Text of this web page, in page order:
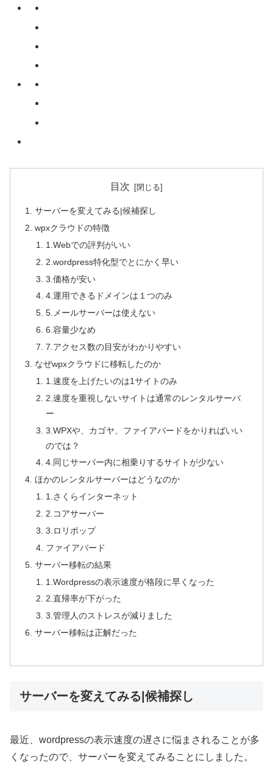
目次
サーバーを変えてみる|候補探し
wpxクラウドの特徴
1.Webでの評判がいい
2.wordpress特化型でとにかく早い
3.価格が安い
4.運用できるドメインは１つのみ
5.メールサーバーは使えない
6.容量少なめ
7.アクセス数の目安がわかりやすい
なぜwpxクラウドに移転したのか
1.速度を上げたいのは1サイトのみ
2.速度を重視しないサイトは通常のレンタルサーバ
ー
3.WPXや、カゴヤ、ファイアバードをかりればいい
のでは？
4.同じサーバー内に相乗りするサイトが少ない
ほかのレンタルサーバーはどうなのか
1.さくらインターネット
2.コアサーバー
3.ロリポップ
ファイアバード
サーバー移転の結果
1.Wordpressの表示速度が格段に早くなった
2.直帰率が下がった
3.管理人のストレスが減りました
サーバー移転は正解だった
サーバーを変えてみる|候補探し
最近、wordpressの表示速度の遅さに悩まされることが多
くなったので、サーバーを変えてみることにしました。